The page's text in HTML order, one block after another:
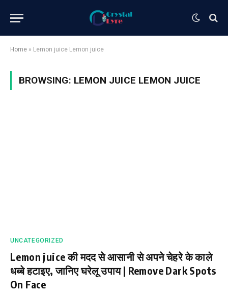
Home » Lemon juice Lemon juice
BROWSING: LEMON JUICE LEMON JUICE
UNCATEGORIZED
Lemon juice की मदद से आसानी से अपने चेहरे के काले
धब्बे हटाइए, जानिए घरेलू उपाय | Remove Dark Spots
On Face